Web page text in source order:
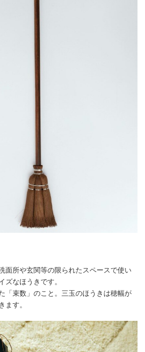
面所や玄関等の限られたスペースで使い
ズなほうきです。
「束数」のこと。三玉のほうきは穂幅が
ます。